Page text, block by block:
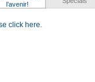
l’avenir!
click here.